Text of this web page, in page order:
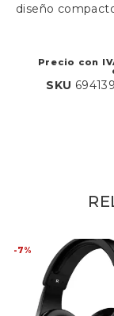
diseño
Precio con
SKU
-7%